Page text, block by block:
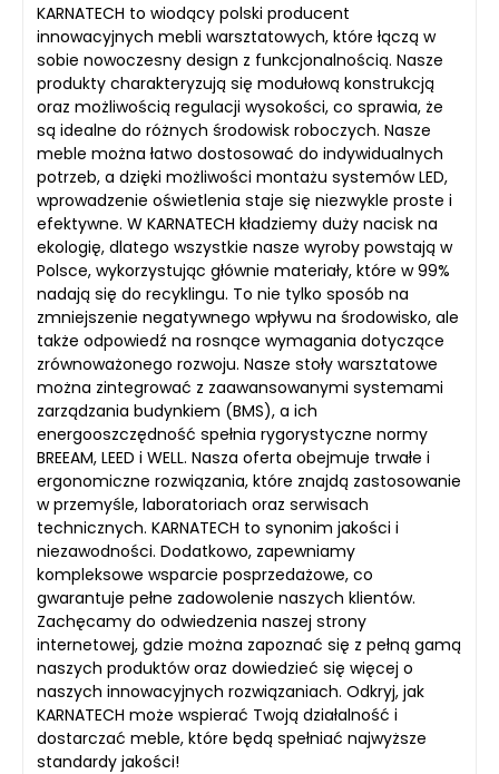
KARNATECH to wiodący polski producent
innowacyjnych mebli warsztatowych, które łączą w
sobie nowoczesny design z funkcjonalnością. Nasze
produkty charakteryzują się modułową konstrukcją
oraz możliwością regulacji wysokości, co sprawia, że
są idealne do różnych środowisk roboczych. Nasze
meble można łatwo dostosować do indywidualnych
potrzeb, a dzięki możliwości montażu systemów LED,
wprowadzenie oświetlenia staje się niezwykle proste i
efektywne. W KARNATECH kładziemy duży nacisk na
ekologię, dlatego wszystkie nasze wyroby powstają w
Polsce, wykorzystując głównie materiały, które w 99%
nadają się do recyklingu. To nie tylko sposób na
zmniejszenie negatywnego wpływu na środowisko, ale
także odpowiedź na rosnące wymagania dotyczące
zrównoważonego rozwoju. Nasze stoły warsztatowe
można zintegrować z zaawansowanymi systemami
zarządzania budynkiem (BMS), a ich
energooszczędność spełnia rygorystyczne normy
BREEAM, LEED i WELL. Nasza oferta obejmuje trwałe i
ergonomiczne rozwiązania, które znajdą zastosowanie
w przemyśle, laboratoriach oraz serwisach
technicznych. KARNATECH to synonim jakości i
niezawodności. Dodatkowo, zapewniamy
kompleksowe wsparcie posprzedażowe, co
gwarantuje pełne zadowolenie naszych klientów.
Zachęcamy do odwiedzenia naszej strony
internetowej, gdzie można zapoznać się z pełną gamą
naszych produktów oraz dowiedzieć się więcej o
naszych innowacyjnych rozwiązaniach. Odkryj, jak
KARNATECH może wspierać Twoją działalność i
dostarczać meble, które będą spełniać najwyższe
standardy jakości!